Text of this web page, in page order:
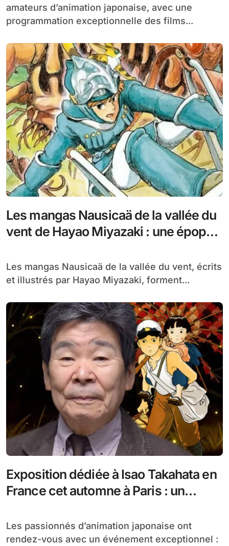
amateurs d’animation japonaise, avec une
programmation exceptionnelle des films...
Les mangas Nausicaä de la vallée du
vent de Hayao Miyazaki : une épopée
Les mangas Nausicaä de la vallée du vent, écrits
et illustrés par Hayao Miyazaki, forment...
Exposition dédiée à Isao Takahata en
France cet automne à Paris : un
Les passionnés d’animation japonaise ont
rendez-vous avec un événement exceptionnel :